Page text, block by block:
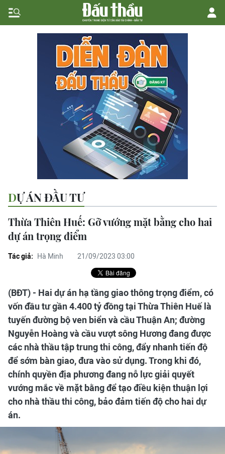
DỰ ÁN ĐẦU TƯ
Thừa Thiên Huế: Gỡ vướng mặt bằng cho hai
dự án trọng điểm
Tác giả: Hà Minh 21/09/2023 03:00
(BĐT) - Hai dự án hạ tầng giao thông trọng điểm, có
vốn đầu tư gần 4.400 tỷ đồng tại Thừa Thiên Huế là
tuyến đường bộ ven biển và cầu Thuận An; đường
Nguyễn Hoàng và cầu vượt sông Hương đang được
các nhà thầu tập trung thi công, đẩy nhanh tiến độ
để sớm bàn giao, đưa vào sử dụng. Trong khi đó,
chính quyền địa phương đang nỗ lực giải quyết
vướng mắc về mặt bằng để tạo điều kiện thuận lợi
cho nhà thầu thi công, bảo đảm tiến độ cho hai dự
án.